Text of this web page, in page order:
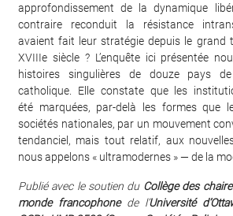
approfondissement de la dynamique
contraire reconduit la résistance
avaient fait leur stratégie depuis le grand
XVIIIe siècle ? L’enquête ici présentée
histoires singulières de douze pays
catholique. Elle constate que les
été marquées, par-delà les formes que
sociétés nationales, par un mouvement
tendanciel, mais tout relatif, aux
nous appelons « ultramodernes » — de la
Publié avec le soutien du Collège des
monde francophonede l’Université